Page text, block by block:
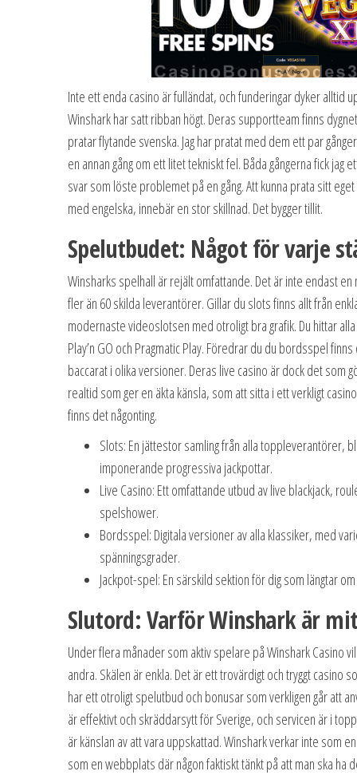
Inte ett enda casino är fulländat, och funderingar dyker alltid
Winshark har satt ribban högt. Deras supportteam finns
pratar flytande svenska. Jag har pratat med dem ett par
en annan gång om ett litet tekniskt fel. Båda gångerna fick jag
svar som löste problemet på en gång. Att kunna prata sitt
med engelska, innebär en stor skillnad. Det bygger tillit.
Spelutbudet: Något för varje
Winsharks spelhall är rejält omfattande. Det är inte endast
fler än 60 skilda leverantörer. Gillar du slots finns allt från
modernaste videoslotsen med otroligt bra grafik. Du hittar
Play’n GO och Pragmatic Play. Föredrar du du bordsspel
baccarat i olika versioner. Deras live casino är dock det som
realtid som ger en äkta känsla, som att sitta i ett verkligt
finns det någonting.
Slots: En jättestor samling från alla toppleverantörer,
imponerande progressiva jackpottar.
Live Casino: Ett omfattande utbud av live blackjack,
spelshower.
Bordsspel: Digitala versioner av alla klassiker, med
spänningsgrader.
Jackpot-spel: En särskild sektion för dig som längtar
Slutord: Varför Winshark är
Under flera månader som aktiv spelare på Winshark Casino
andra. Skälen är enkla. Det är ett trovärdigt och tryggt casino
har ett otroligt spelutbud och bonusar som verkligen går att
är effektivt och skräddarsytt för Sverige, och servicen är i
är känslan av att vara uppskattad. Winshark verkar inte som
som en webbplats där någon faktiskt tänkt på att man ska ha